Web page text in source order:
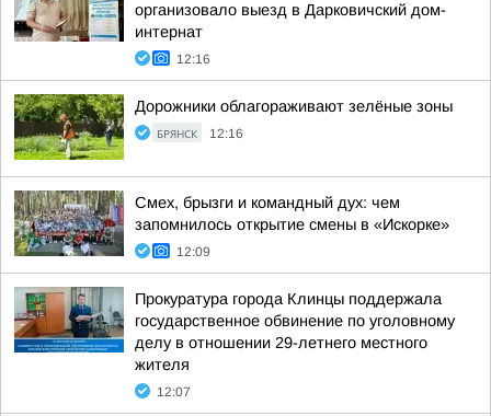
организовало выезд в Дарковичский дом-
интернат
12:16
Дорожники облагораживают зелёные зоны
БРЯНСК 12:16
Смех, брызги и командный дух: чем
запомнилось открытие смены в «Искорке»
12:09
Прокуратура города Клинцы поддержала
государственное обвинение по уголовному
делу в отношении 29-летнего местного
жителя
12:07